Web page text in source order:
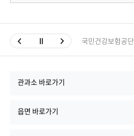
국민건강보험공단
관과소 바로가기
읍면 바로가기